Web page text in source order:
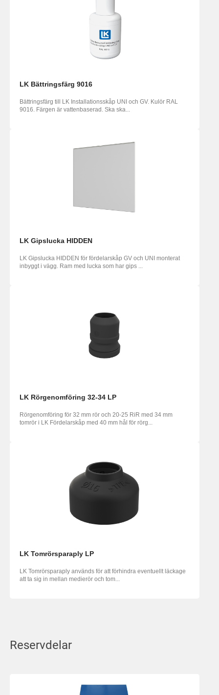
LK Bättringsfärg 9016
Bättringsfärg till LK Installationsskåp UNI och GV. Kulör RAL
9016. Färgen är vattenbaserad. Ska ska...
LK Gipslucka HIDDEN
LK Gipslucka HIDDEN för fördelarskåp GV och UNI monterat
inbyggt i vägg. Ram med lucka som har gips ...
LK Rörgenomföring 32-34 LP
Rörgenomföring för 32 mm rör och 20-25 RiR med 34 mm
tomrör i LK Fördelarskåp med 40 mm hål för rörg...
LK Tomrörsparaply LP
LK Tomrörsparaply används för att förhindra eventuellt läckage
att ta sig in mellan medierör och tom...
Reservdelar